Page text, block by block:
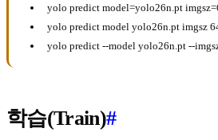
yolo predict model=yolo26n.pt
yolo predict model yolo26n.pt imgsz
yolo predict --model yolo26n.pt --
학습(Train)#